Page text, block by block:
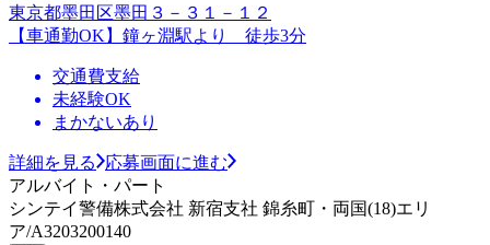
東京都墨田区墨田３－３１－１２
【車通勤OK】鐘ヶ淵駅より 徒歩3分
交通費支給
未経験OK
まかないあり
詳細を見る
応募画面に進む
アルバイト・パート
シンテイ警備株式会社 新宿支社 錦糸町・両国(18)エリ
ア/A3203200140